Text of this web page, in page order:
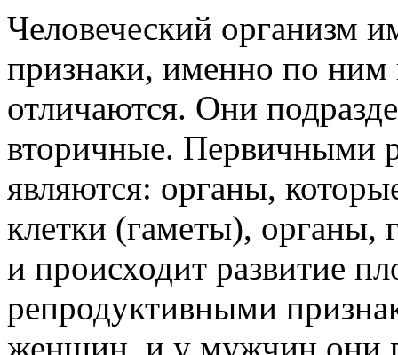
Человеческий организм
признаки, именно по
отличаются. Они
вторичные. Первичными
являются: органы,
клетки (гаметы), органы,
и происходит развитие
репродуктивными